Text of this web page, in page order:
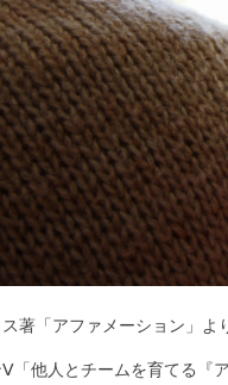
著「アファメーション」よ
「他人とチームを育てる『